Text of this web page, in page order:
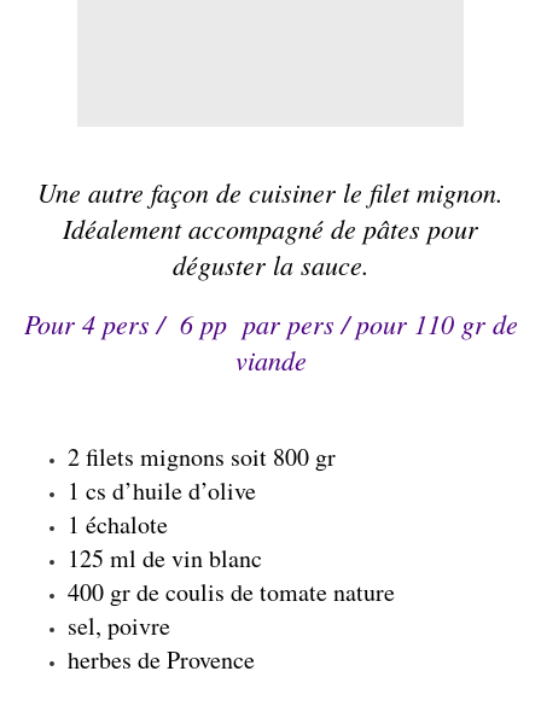
Une autre façon de cuisiner le filet mignon.
Idéalement accompagné de pâtes pour
déguster la sauce.
Pour 4 pers /6 pppar pers / pour 110 gr de
viande
2 filets mignons soit 800 gr
1 cs d’huile d’olive
1 échalote
125 ml de vin blanc
400 gr de coulis de tomate nature
sel, poivre
herbes de Provence